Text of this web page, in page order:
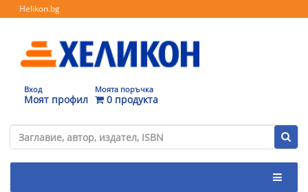
Helikon.bg
Вход
Моят профил
Моята поръчка
0 продукта